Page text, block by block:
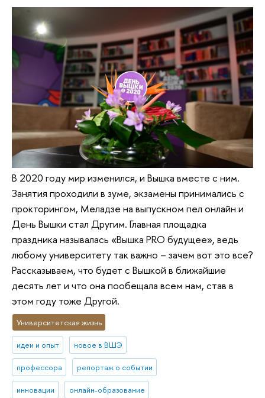
В 2020 году мир изменился, и Вышка вместе с ним.
Занятия проходили в зуме, экзамены принимались с
прокторингом, Меладзе на выпускном пел онлайн и
День Вышки стал Другим. Главная площадка
праздника называлась «Вышка PRO будущее», ведь
любому университету так важно – зачем вот это все?
Рассказываем, что будет с Вышкой в ближайшие
десять лет и что она пообещала всем нам, став в
этом году тоже Другой.
Университетская жизнь
идеи и опыт новое в ВШЭ
профессора репортаж о событии
инновации онлайн-образование